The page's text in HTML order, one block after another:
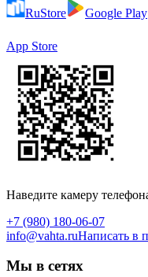
RuStore Google Play
App Store
Наведите камеру
+7 (980) 180-06-07
info@vahta.ruНаписать в
Мы в сетях